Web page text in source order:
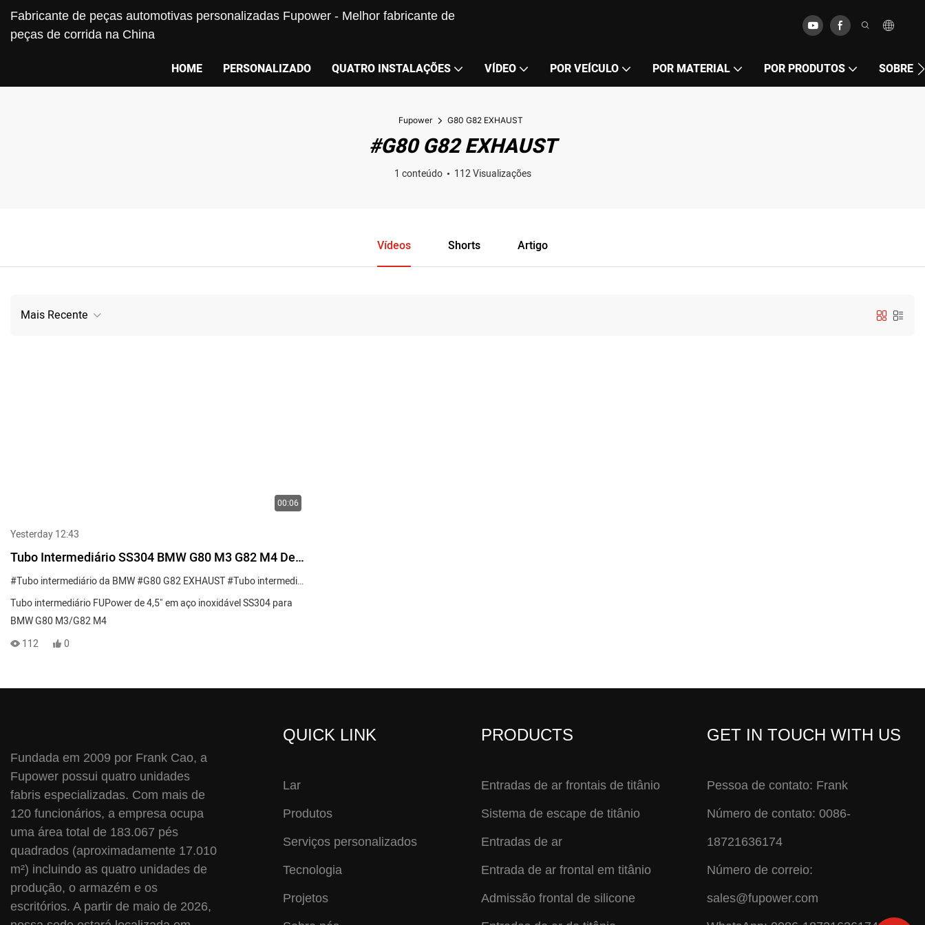
Fabricante de peças automotivas personalizadas Fupower - Melhor fabricante de
peças de corrida na China
HOME PERSONALIZADO QUATRO INSTALAÇÕES VÍDEO POR VEÍCULO POR MATERIAL POR PRODUTOS SOBRE
Fupower G80 G82 EXHAUST
#G80 G82 EXHAUST
1 conteúdo 112 Visualizações
Vídeos Shorts Artigo
Mais Recente
00:06
Yesterday 12:43
Tubo Intermediário SS304 BMW G80 M3 G82 M4 De
4,5"
#Tubo intermediário da BMW#G80 G82 EXHAUST#Tubo intermediário M4
Tubo intermediário FUPower de 4,5" em aço inoxidável SS304 para
BMW G80 M3/G82 M4
112
0
Fundada em 2009 por Frank Cao, a
Fupower possui quatro unidades
fabris especializadas. Com mais de
120 funcionários, a empresa ocupa
uma área total de 183.067 pés
quadrados (aproximadamente 17.010
m²) incluindo as quatro unidades de
produção, o armazém e os
escritórios. A partir de maio de 2026,
QUICK LINK
Lar
Produtos
Serviços personalizados
Tecnologia
Projetos
PRODUCTS
Entradas de ar frontais de titânio
Sistema de escape de titânio
Entradas de ar
Entrada de ar frontal em titânio
Admissão frontal de silicone
GET IN TOUCH WITH US
Pessoa de contato: Frank
Número de contato: 0086-
18721636174
Número de correio:
sales@fupower.com